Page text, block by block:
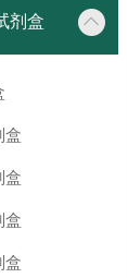
剂盒
盒
盒
盒
盒